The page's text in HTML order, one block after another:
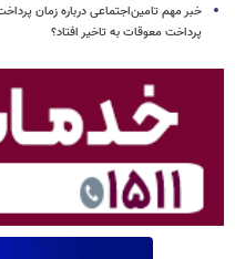
خبر مهم تامین‌اجتماعی درباره زمان
پرداخت معوقات به تاخیر افتاد؟